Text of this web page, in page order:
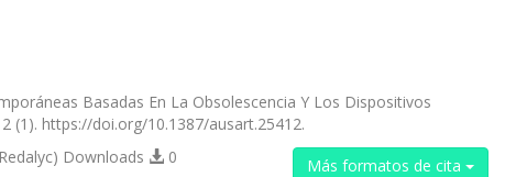
Basadas En La Obsolescencia Y Los Dispositivos
(1). https://doi.org/10.1387/ausart.25412.
Más formatos de cita
Downloads 0